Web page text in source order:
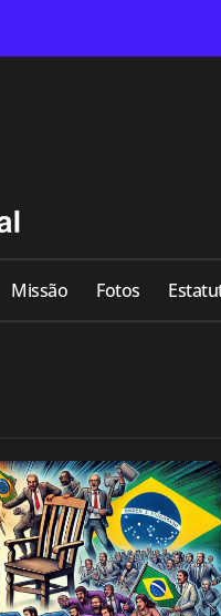
Missão Fotos